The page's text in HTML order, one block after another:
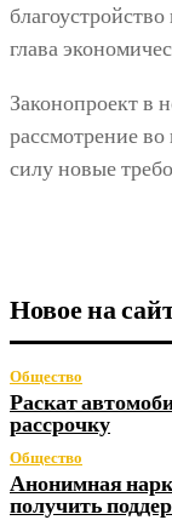
глава
Законопроект в
рассмотрение
силу новые
Новое на
Общество
Раскат
рассрочку
Общество
Анонимная
получить